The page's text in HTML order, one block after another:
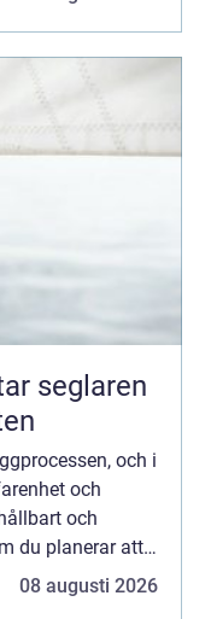
och i
och
och
du planerar att
08 augusti 2026